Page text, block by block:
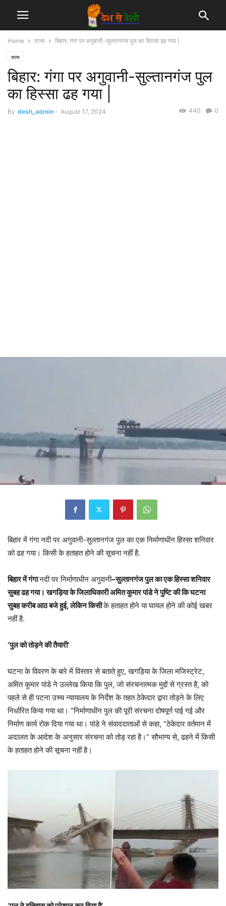
Home राज्य बिहार: गंगा पर अगुवानी-सुल्तानगंज पुल का हिस्सा ढह गया |
राज्य
बिहार: गंगा पर अगुवानी-सुल्तानगंज पुल
का हिस्सा ढह गया |
By desh_admin - August 17, 2024 0
440
बिहार में गंगा नदी पर अगुवानी-सुल्तानगंज पुल का एक निर्माणाधीन हिस्सा शनिवार
को ढह गया। किसी के हताहत होने की सूचना नहीं है.
बिहारमेंगंगानदी पर निर्माणाधीन अगुवानी–सुल्तानगंजपुलकाएकहिस्साशनिवार
सुबहढहगया।खगड़ियाकेजिलाधिकारीअमितकुमारपांडेनेपुष्टिकीकिघटना
सुबहकरीबआठबजेहुई,लेकिनकिसीके हताहत होने या घायल होने की कोई खबर
नहीं है.
‘पुलकोतोड़नेकीतैयारी’
घटना के विवरण के बारे में विस्तार से बताते हुए, खगड़िया के जिला मजिस्ट्रेट,
अमित कुमार पांडे ने उल्लेख किया कि पुल, जो संरचनात्मक मुद्दों से ग्रस्त है, को
पहले से ही पटना उच्च न्यायालय के निर्देश के तहत ठेकेदार द्वारा तोड़ने के लिए
निर्धारित किया गया था। “निर्माणाधीन पुल की पूरी संरचना दोषपूर्ण पाई गई और
निर्माण कार्य रोक दिया गया था। पांडे ने संवाददाताओं से कहा, ”ठेकेदार वर्तमान में
अदालत के आदेश के अनुसार संरचना को तोड़ रहा है।” सौभाग्य से, ढहने में किसी
के हताहत होने की सूचना नहीं है।